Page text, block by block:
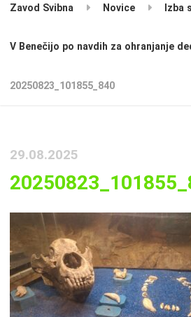
Zavod Svibna Novice Izba
V Benečijo po navdih za ohranjanje
20250823_101855_840
29.08.2025